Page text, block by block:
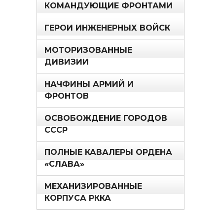
КОМАНДУЮЩИЕ ФРОНТАМИ
ГЕРОИ ИНЖЕНЕРНЫХ ВОЙСК
МОТОРИЗОВАННЫЕ
ДИВИЗИИ
НАЧФИНЫ АРМИЙ И
ФРОНТОВ
ОСВОБОЖДЕНИЕ ГОРОДОВ
СССР
ПОЛНЫЕ КАВАЛЕРЫ ОРДЕНА
«СЛАВА»
МЕХАНИЗИРОВАННЫЕ
КОРПУСА РККА